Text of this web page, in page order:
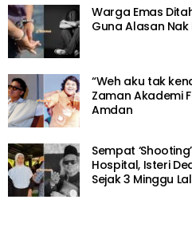
Warga Emas
Guna Alasan
“Weh aku tak
Zaman Akademi
Amdan
Sempat
Hospital, Isteri
Sejak 3 Minggu